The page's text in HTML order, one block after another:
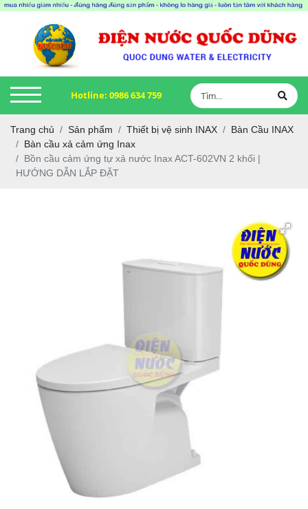
Hotline: 0986 634 759
Trang chủ Sản phẩm Thiết bị vệ sinh INAX
Bàn Cầu INAX
Bàn cầu xả cảm ứng Inax
Bồn cầu cảm ứng tự xả nước Inax ACT-602VN 2 khối |
HƯỚNG DẪN LẮP ĐẶT